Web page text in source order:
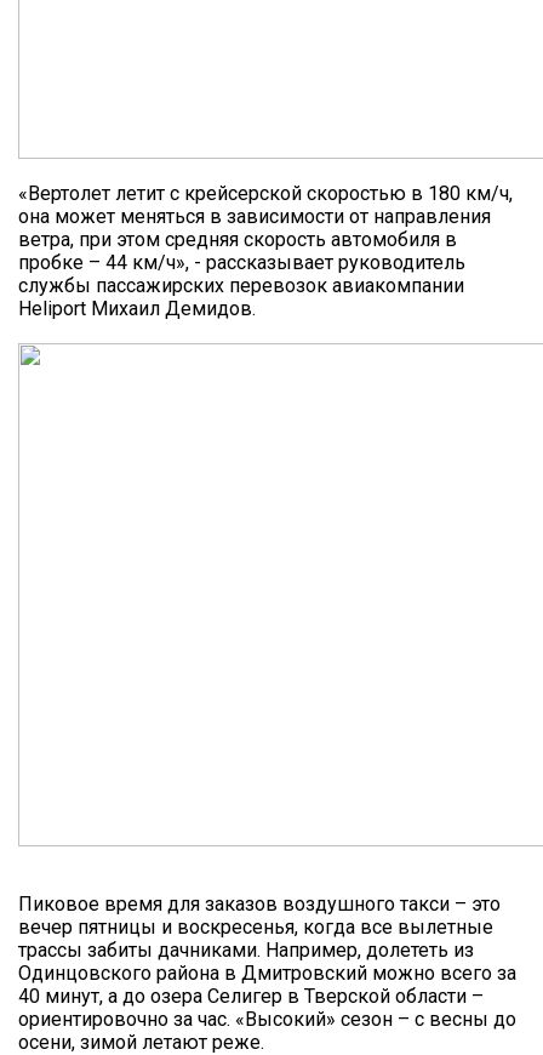
«Вертолет летит с крейсерской скоростью в 180 км/ч,
она может меняться в зависимости от направления
ветра, при этом средняя скорость автомобиля в
пробке – 44 км/ч», - рассказывает руководитель
службы пассажирских перевозок авиакомпании
Heliport Михаил Демидов.
Пиковое время для заказов воздушного такси – это
вечер пятницы и воскресенья, когда все вылетные
трассы забиты дачниками. Например, долететь из
Одинцовского района в Дмитровский можно всего за
40 минут, а до озера Селигер в Тверской области –
ориентировочно за час. «Высокий» сезон – с весны до
осени, зимой летают реже.